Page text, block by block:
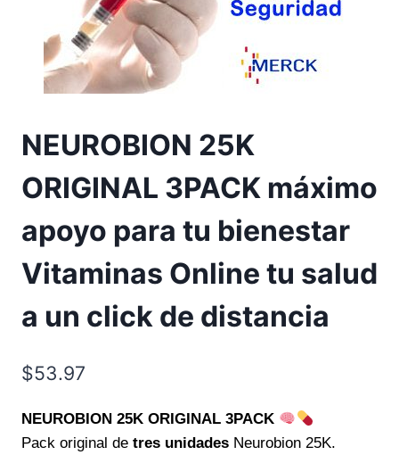
NEUROBION 25K
ORIGINAL 3PACK máximo
apoyo para tu bienestar
Vitaminas Online tu salud
a un click de distancia
$53.97
NEUROBION 25K ORIGINAL 3PACK
Pack original de tres unidades Neurobion 25K.